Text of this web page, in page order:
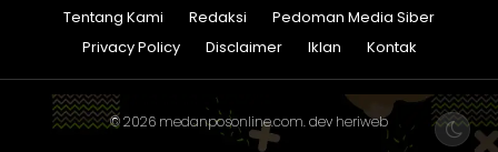
Tentang Kami Redaksi
Pedoman Media Siber
Privacy Policy
Disclaimer Iklan Kontak
© 2026 medanposonline.com. dev heriweb